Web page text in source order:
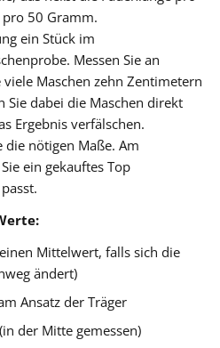
50 Gramm.
ein Stück im
Messen Sie an
Maschen zehn Zentimetern
Sie dabei die Maschen direkt
Ergebnis verfälschen.
nötigen Maße. Am
ein gekauftes Top
Mittelwert, falls sich die
ändert)
Ansatz der Träger
der Mitte gemessen)